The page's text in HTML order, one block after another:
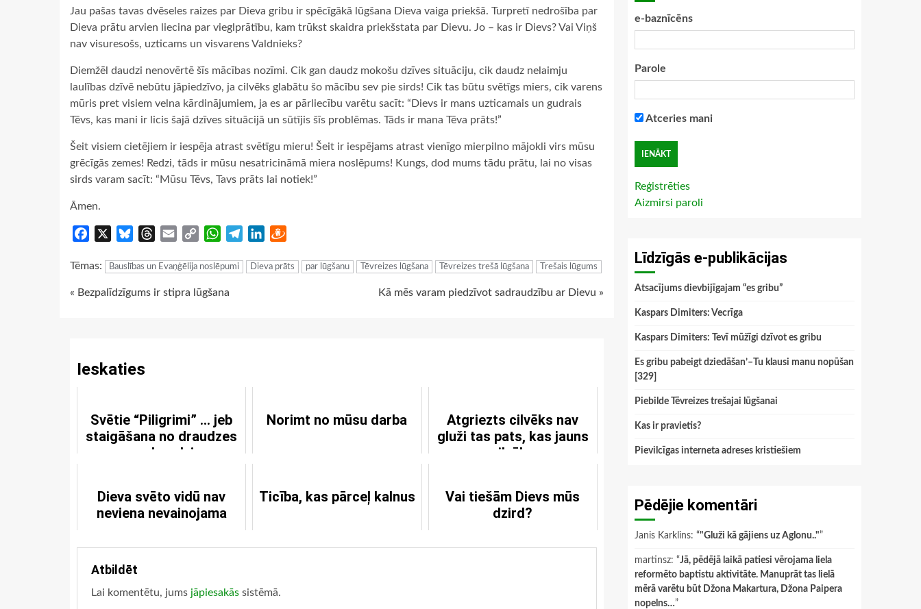
Jau pašas tavas dvēseles raizes par Dieva gribu ir spēcīgākā lūgšana Dieva vaiga priekšā. Turpretī nedrošība par
Dieva prātu arvien liecina par vieglprātību, kam trūkst skaidra priekšstata par Dievu. Jo – kas ir Dievs? Vai Viņš
nav visuresošs, uzticams un visvarens Valdnieks?
Diemžēl daudzi nenovērtē šīs mācības nozīmi. Cik gan daudz mokošu dzīves situāciju, cik daudz nelaimju
laulības dzīvē nebūtu jāpiedzīvo, ja cilvēks glabātu šo mācību sev pie sirds! Cik tas būtu svētīgs miers, cik varens
mūris pret visiem velna kārdinājumiem, ja es ar pārliecību varētu sacīt: “Dievs ir mans uzticamais un gudrais
Tēvs, kas mani ir licis šajā dzīves situācijā un sūtījis šīs problēmas. Tāds ir mana Tēva prāts!”
Šeit visiem cietējiem ir iespēja atrast svētīgu mieru! Šeit ir iespējams atrast vienīgo mierpilno mājokli virs mūsu
grēcīgās zemes! Redzi, tāds ir mūsu nesatricināmā miera noslēpums! Kungs, dod mums tādu prātu, lai no visas
sirds varam sacīt: “Mūsu Tēvs, Tavs prāts lai notiek!”
Āmen.
Facebook BlueskyThreads
Email
Copy
WhatsApp
TelegramLinkedIn
Tēmas: Bauslības un Evaņģēlija noslēpumi Dieva prāts par lūgšanu Tēvreizes lūgšana Tēvreizes trešā lūgšana Trešais lūgums
Continue
« Bezpalīdzīgums ir stipra lūgšana Kā mēs varam piedzīvot sadraudzību ar Dievu »
Ieskaties
Svētie “Piligrimi” … jeb
staigāšana no draudzes
uz draudzi
Norimt no mūsu darba
Atgriezts cilvēks nav
gluži tas pats, kas jauns
cilvēks
Dieva svēto vidū nav
neviena nevainojama
Ticība, kas pārceļ kalnus
Vai tiešām Dievs mūs
dzird?
Atbildēt
Lai komentētu, jums jāpiesakās sistēmā.
e-baznīcēns
Parole
Atceries mani
Reģistrēties
Aizmirsi paroli
Līdzīgās e-publikācijas
Atsacījums dievbijīgajam “es gribu”
Kaspars Dimiters: Vecrīga
Kaspars Dimiters: Tevī mūžīgi dzīvot es gribu
Es gribu pabeigt dziedāšan’–Tu klausi manu nopūšan
[329]
Piebilde Tēvreizes trešajai lūgšanai
Kas ir pravietis?
Pievilcīgas interneta adreses kristiešiem
Pēdējie komentāri
Janis Karklins: “"Gluži kā gājiens uz Aglonu.."”
martinsz: “Jā, pēdējā laikā patiesi vērojama liela
reformēto baptistu aktivitāte. Manuprāt tas lielā
mērā varētu būt Džona Makartura, Džona Paipera
nopelns…”